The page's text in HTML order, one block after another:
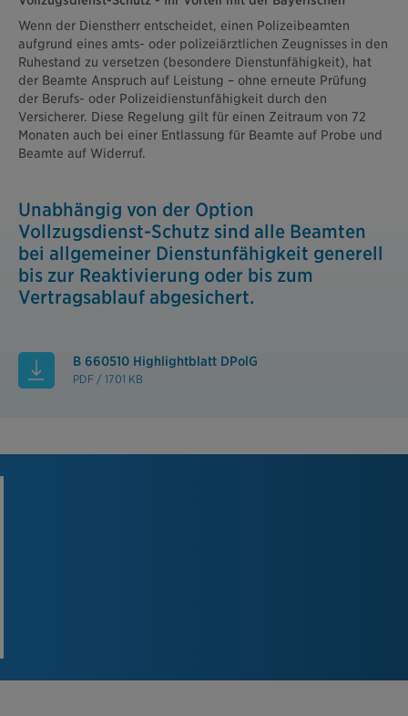
Wenn der Dienstherr entscheidet, einen Polizeibeamten
aufgrund eines amts- oder polizeiärztlichen Zeugnisses in den
Ruhestand zu versetzen (besondere Dienstunfähigkeit), hat
der Beamte Anspruch auf Leistung – ohne erneute Prüfung
der Berufs- oder Polizeidienstunfähigkeit durch den
Versicherer. Diese Regelung gilt für einen Zeitraum von 72
Monaten auch bei einer Entlassung für Beamte auf Probe und
Beamte auf Widerruf.
Unabhängig von der Option
Vollzugsdienst-Schutz sind alle Beamten
bei allgemeiner Dienstunfähigkeit generell
bis zur Reaktivierung oder bis zum
Vertragsablauf abgesichert.
B 660510 Highlightblatt DPolG
PDF / 1701 KB